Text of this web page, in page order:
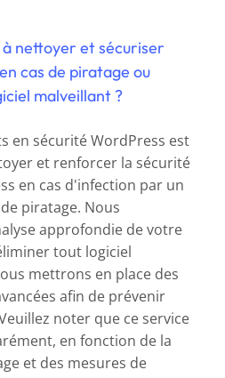
à nettoyer et sécuriser
cas de piratage ou
malveillant ?
en sécurité WordPress est
et renforcer la sécurité
en cas d'infection par un
piratage. Nous
approfondie de votre
tout logiciel
mettrons en place des
afin de prévenir
noter que ce service
en fonction de la
et des mesures de